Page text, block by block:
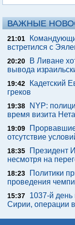
ВАЖНЫЕ
21:01
встретился с
20:20
В Ливане
вывода
19:42
Кадетский
греков
19:38
NYP:
время визита
19:09
отсутствие
18:35
Президент
несмотря на
18:23
Политики
проведения
15:37
1037-й
Сирии, операции